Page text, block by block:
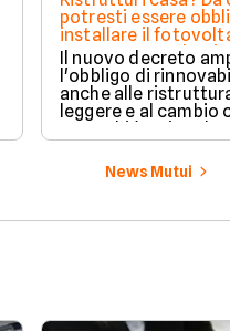
potresti essere
installare il
nuova norma che
milioni di italiani
Il nuovo decreto
l'obbligo di
anche alle
leggere e al cambio
ecco chi è
cambia in pratica.
News Mutui